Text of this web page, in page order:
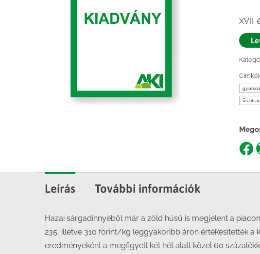
XVII.
Leírás További információk
Hazai sárgadinnyéből már a zöld húsú is megjelent a
235, illetve 310 forint/kg leggyakoribb áron értékesítették a
eredményeként a megfigyelt két hét alatt közel 60